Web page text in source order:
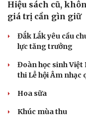
Hiệu sách cũ,
giá trị cần gìn giữ
Đắk Lắk yêu cầu
lực tăng trưởng
Đoàn học sinh Việt
thi Lễ hội Âm nhạc
Hoa sữa
Khúc mùa thu